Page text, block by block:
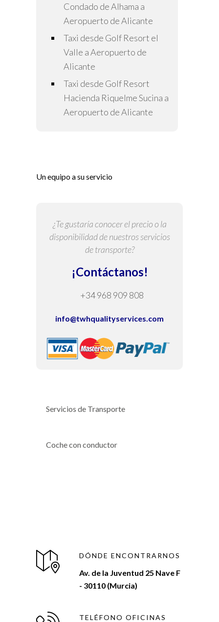
Condado de Alhama a
Aeropuerto de Alicante
Taxi desde Golf Resort el
Valle a Aeropuerto de
Alicante
Taxi desde Golf Resort
Hacienda Riquelme Sucina a
Aeropuerto de Alicante
Un equipo a su servicio
¿Te gustaría conocer el precio o la
disponibilidad de nuestros servicios
de transporte?
¡Contáctanos!
+34 968 909 808
info@twhqualityservices.com
Servicios de Transporte
Coche con conductor
DÓNDE ENCONTRARNOS
Av. de la Juventud 25 Nave F
- 30110 (Murcia)
TELÉFONO OFICINAS